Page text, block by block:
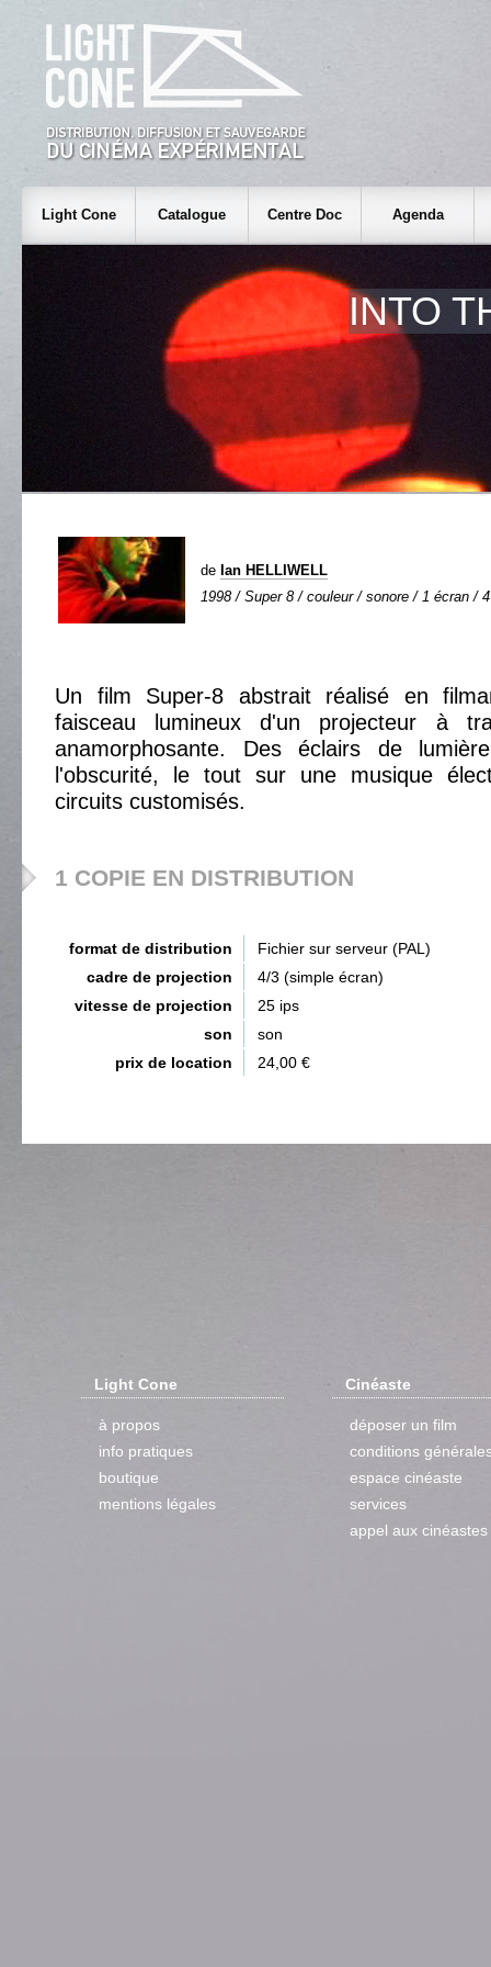
Light Cone Catalogue Centre Doc Agenda
INTO
de Ian HELLIWELL
1998 / Super 8 / couleur / sonore / 1 écran /
Un film Super-8 abstrait réalisé en
faisceau lumineux d'un projecteur à
anamorphosante. Des éclairs de
l'obscurité, le tout sur une musique
circuits customisés.
1 COPIE EN DISTRIBUTION
format de distribution
Fichier sur serveur (PAL)
cadre de projection
4/3 (simple écran)
vitesse de projection
25 ips
son
son
prix de location
24,00 €
Light Cone
à propos
info pratiques
boutique
mentions légales
Cinéaste
déposer un film
conditions
espace cinéaste
services
appel aux cinéastes